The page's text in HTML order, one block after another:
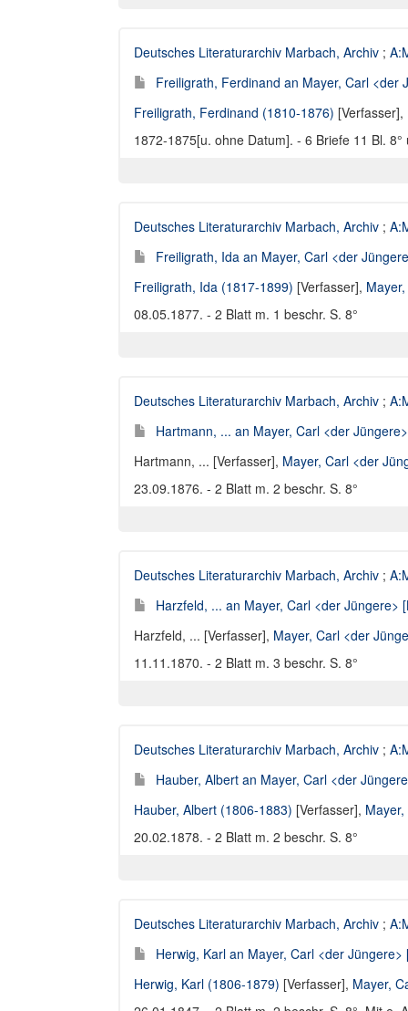
Deutsches Literaturarchiv Marbach, Archiv ;
Freiligrath, Ferdinand an Mayer, Carl <der
Freiligrath, Ferdinand (1810-1876) [Verfasser],
1872-1875[u. ohne Datum]. - 6 Briefe 11 Bl. 8°
Deutsches Literaturarchiv Marbach, Archiv ;
Freiligrath, Ida an Mayer, Carl <der
Freiligrath, Ida (1817-1899) [Verfasser],
08.05.1877. - 2 Blatt m. 1 beschr. S. 8°
Deutsches Literaturarchiv Marbach, Archiv ;
Hartmann, ... an Mayer, Carl <der
Hartmann, ... [Verfasser], Mayer, Carl <der
23.09.1876. - 2 Blatt m. 2 beschr. S. 8°
Deutsches Literaturarchiv Marbach, Archiv ;
Harzfeld, ... an Mayer, Carl <der Jüngere>
Harzfeld, ... [Verfasser], Mayer, Carl <der
11.11.1870. - 2 Blatt m. 3 beschr. S. 8°
Deutsches Literaturarchiv Marbach, Archiv ;
Hauber, Albert an Mayer, Carl <der
Hauber, Albert (1806-1883) [Verfasser],
20.02.1878. - 2 Blatt m. 2 beschr. S. 8°
Deutsches Literaturarchiv Marbach, Archiv ;
Herwig, Karl an Mayer, Carl <der Jüngere>
Herwig, Karl (1806-1879) [Verfasser], Mayer,